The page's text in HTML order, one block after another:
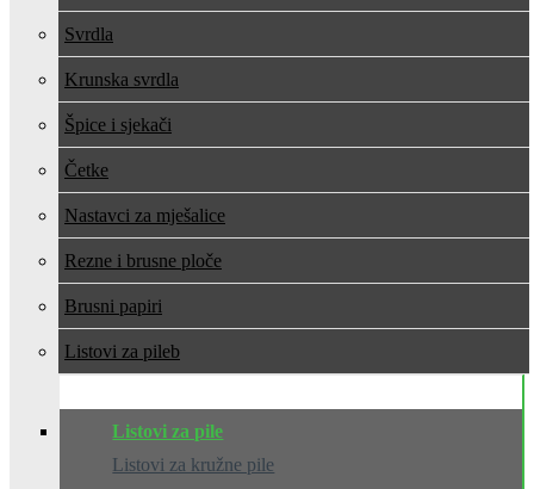
Svrdla
Krunska svrdla
Špice i sjekači
Četke
Nastavci za mješalice
Rezne i brusne ploče
Brusni papiri
Listovi za pile
Listovi za pile
Listovi za kružne pile